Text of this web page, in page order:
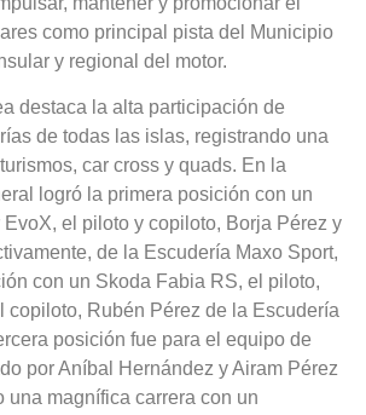
como principal pista del Municipio
y regional del motor.
destaca la alta participación de
de todas las islas, registrando una
car cross y quads. En la
logró la primera posición con un
el piloto y copiloto, Borja Pérez y
de la Escudería Maxo Sport,
con un Skoda Fabia RS, el piloto,
copiloto, Rubén Pérez de la Escudería
posición fue para el equipo de
por Aníbal Hernández y Airam Pérez
una magnífica carrera con un